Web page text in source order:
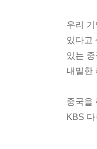
우리
있다고
있는
내밀한
중국을
KBS